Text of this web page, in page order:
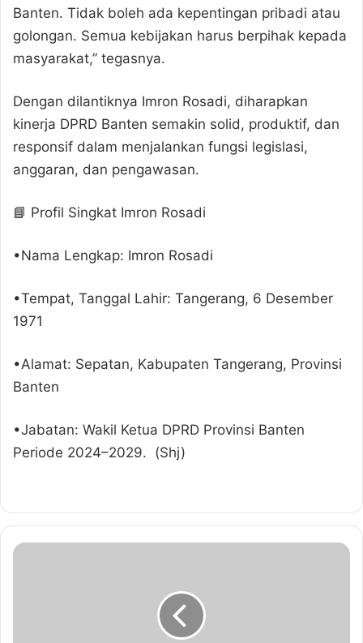
Banten. Tidak boleh ada kepentingan pribadi atau
golongan. Semua kebijakan harus berpihak kepada
masyarakat,” tegasnya.
Dengan dilantiknya Imron Rosadi, diharapkan
kinerja DPRD Banten semakin solid, produktif, dan
responsif dalam menjalankan fungsi legislasi,
anggaran, dan pengawasan.
📘 Profil Singkat Imron Rosadi
•Nama Lengkap: Imron Rosadi
•Tempat, Tanggal Lahir: Tangerang, 6 Desember
1971
•Alamat: Sepatan, Kabupaten Tangerang, Provinsi
Banten
•Jabatan: Wakil Ketua DPRD Provinsi Banten
Periode 2024–2029. (Shj)
P